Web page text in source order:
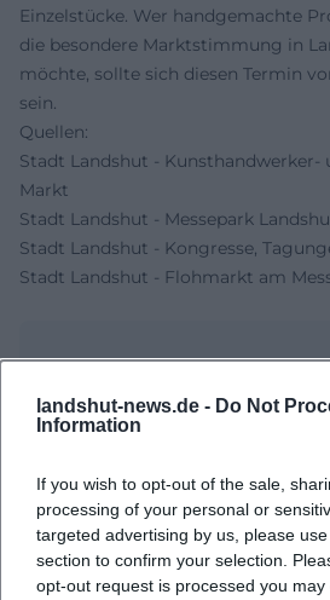
landshut-news.de - Do Not
Information
If you wish to opt-out of the sale,
processing of your personal or
targeted advertising by us, please
section to confirm your selection.
opt-out request is processed you may
Einzelstücke. Wer handgemachte
die besondere Marktstimmung in
möchte, sollte sich diesen Termin
sein.
Quellen:
Stadt Landshut - Kunsthandwerker-
Markt
Stadt Landshut - Messepark
Stadt Landshut - Kongresse,
Stadt Landshut - Flohmarkt am
Map